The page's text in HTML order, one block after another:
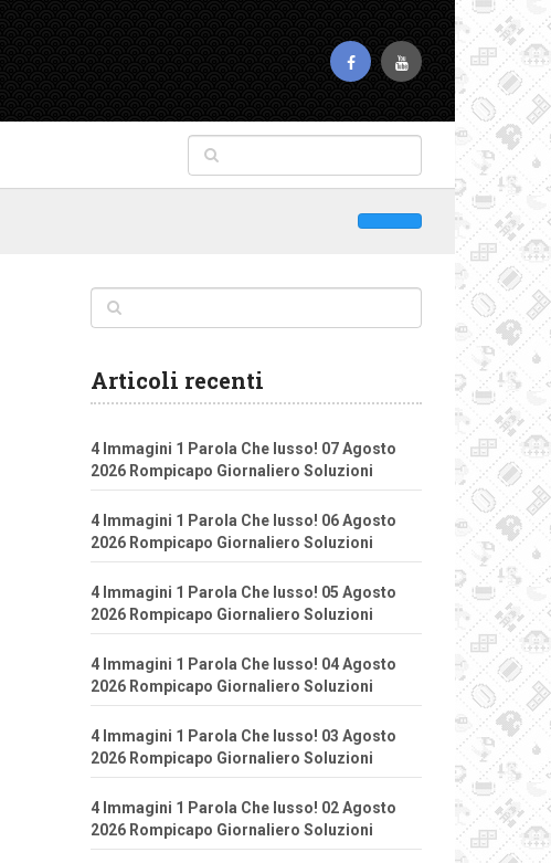
Articoli recenti
4 Immagini 1 Parola Che lusso! 07 Agosto
2026 Rompicapo Giornaliero Soluzioni
4 Immagini 1 Parola Che lusso! 06 Agosto
2026 Rompicapo Giornaliero Soluzioni
4 Immagini 1 Parola Che lusso! 05 Agosto
2026 Rompicapo Giornaliero Soluzioni
4 Immagini 1 Parola Che lusso! 04 Agosto
2026 Rompicapo Giornaliero Soluzioni
4 Immagini 1 Parola Che lusso! 03 Agosto
2026 Rompicapo Giornaliero Soluzioni
4 Immagini 1 Parola Che lusso! 02 Agosto
2026 Rompicapo Giornaliero Soluzioni